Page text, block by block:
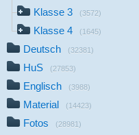
Klasse 3 (3572)
Klasse 4 (1645)
Deutsch (32381)
HuS (27853)
Englisch (3988)
Material (14423)
Fotos (28981)